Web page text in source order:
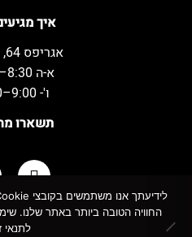
איך
אגריפס 64, ירושלים
א-ה 8:30–20:30
ו'- 9:00–15:00
תשארו
כל הזכויות
החוויה הטובה ביותר באתר שלנו.
לתנאי